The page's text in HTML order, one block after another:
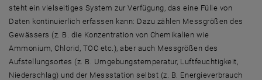
steht ein vielseitiges System zur Verfügung, das eine Fülle von
Daten kontinuierlich erfassen kann: Dazu zählen Messgrößen des
Gewässers (z. B. die Konzentration von Chemikalien wie
Ammonium, Chlorid, TOC etc.), aber auch Messgrößen des
Aufstellungsortes (z. B. Umgebungstemperatur, Luftfeuchtigkeit,
Niederschlag) und der Messstation selbst (z. B. Energieverbrauch